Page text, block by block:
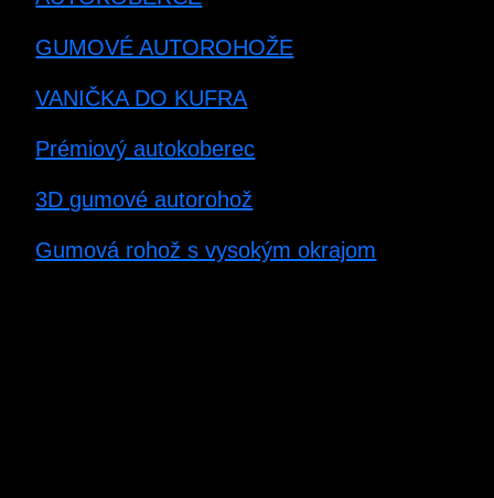
GUMOVÉ AUTOROHOŽE
VANIČKA DO KUFRA
Prémiový autokoberec
3D gumové autorohož
Gumová rohož s vysokým okrajom